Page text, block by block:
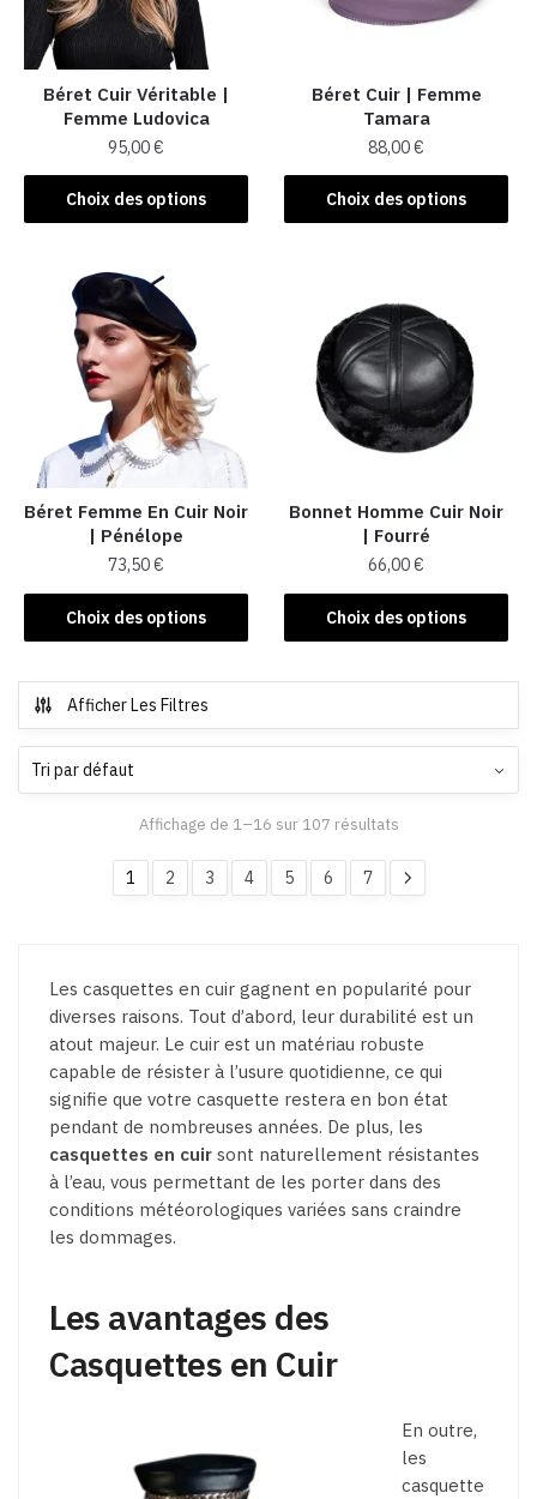
choisies
la
page
du
produit
choisies
la
page
du
produit
Béret Cuir Véritable |
Femme Ludovica
95,00€
Choix des options
Ce
produit
plusieurs
variations.
Les
options
peuvent
être
choisies
la
page
du
produit
Béret Cuir | Femme
Tamara
88,00€
Choix des options
Ce
produit
variations.
Les
options
peuvent
être
choisies
la
page
du
produit
Béret Femme En Cuir Noir​
| Pénélope
73,50€
Choix des options
Ce
produit
plusieurs
variations.
Les
choisies
sur
du
produit
Bonnet Homme Cuir Noir
| Fourré
66,00€
Choix des options
Ce
produit
variations.
Les
choisies
sur
du
produit
Afficher Les Filtres
Affichage de 1–16 sur 107 résultats
1 2 3 4 5 6 7
Les casquettes en cuir gagnent en popularité pour
diverses raisons. Tout d’abord, leur durabilité est un
atout majeur. Le cuir est un matériau robuste
capable de résister à l’usure quotidienne, ce qui
signifie que votre casquette restera en bon état
pendant de nombreuses années. De plus, les
casquettes en cuir sont naturellement résistantes
à l’eau, vous permettant de les porter dans des
conditions météorologiques variées sans craindre
les dommages.
Les avantages des
Casquettes en Cuir
En outre,
les
casquette